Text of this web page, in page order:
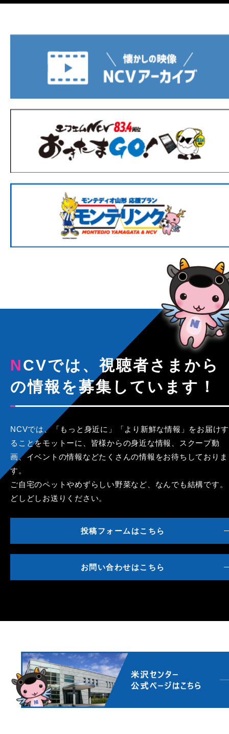
NCVでは、視聴者さまから
の情報を募集しています！
NCVでは、「もっと身近に」「より新鮮な情報」をお届けす
ることをモットーに、皆様からの身近な情報、スクープ動
画、イベントの情報などたくさんの情報をお待ちしておりま
す。
ご自宅のペットやめずらしい野菜など、なんでも結構です。
どしどしお送りください。
投稿フォームはこちら
お問い合わせはこちら